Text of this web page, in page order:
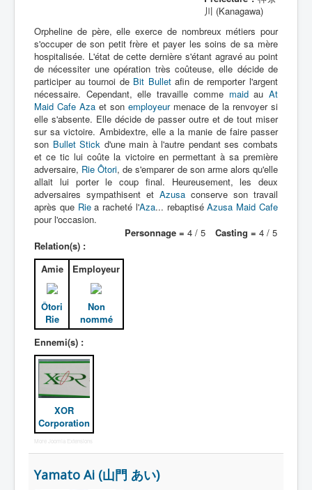
川 (Kanagawa)
Orpheline de père, elle exerce de nombreux métiers pour
s'occuper de son petit frère et payer les soins de sa mère
hospitalisée. L'état de cette dernière s'étant agravé au point
de nécessiter une opération très coûteuse, elle décide de
participer au tournoi de Bit Bulletafin de remporter l'argent
nécessaire. Cependant, elle travaille comme maidauAt
Maid Cafe Aza et son employeurmenace de la renvoyer si
elle s'absente. Elle décide de passer outre et de tout miser
sur sa victoire. Ambidextre, elle a la manie de faire passer
son Bullet Stick d'une main à l'autre pendant ses combats
et ce tic lui coûte la victoire en permettant à sa première
adversaire, Rie Ôtori, de s'emparer de son arme alors qu'elle
allait lui porter le coup final. Heureusement, les deux
adversaires sympathisent et Azusa conserve son travail
après que Riea racheté l'Aza... rebaptiséAzusa Maid Cafe
pour l'occasion.
Personnage = 4 / 5 Casting = 4 / 5
Relation(s) :
Amie
Ôtori
Rie
Employeur
Non
nommé
Ennemi(s) :
XOR
Corporation
More Joomla Extensions
Yamato Ai (山門 あい)